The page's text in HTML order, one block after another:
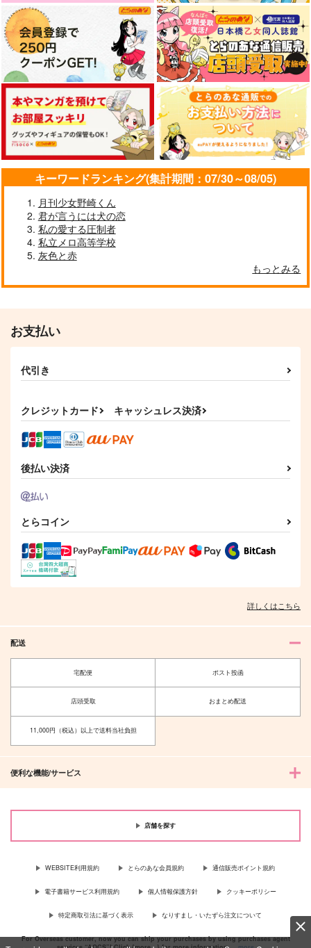
純情レムナンツ
はっぴ～マインド
2,515円（税込）
燭台切光忠×女審神者
サンプル
作品詳細
Ordinary days
キジトラ
787円（税込）
燭台切光忠
サンプル
作品詳細
世界の終わり
３ permissive versio
n
惣菜パック
1,257円（税込）
燭台切光忠×へし切長谷部
サンプル
作品詳細
最後に愛をひとさじ
楽園図書館
燭台切光忠×歌仙兼定
作品詳細 作品詳細
キーワードランキング(集計期間：07/30～08/05)
月刊少女野崎くん
君が言うには犬の恋
私の愛する圧制者
私立メロ高等学校
灰色と赤
もっとみる
お支払い
代引き
クレジットカード キャッシュレス決済
後払い決済
とらコイン
詳しくはこちら
配送
宅配便 ポスト投函
店頭受取 おまとめ配送
11,000円（税込）以上で送料当社負担
便利な機能/サービス
店舗を探す
WEBSITE利用規約 とらのあな会員規約 通信販売ポイント規約
電子書籍サービス利用規約 個人情報保護方針 クッキーポリシー
特定商取引法に基づく表示 なりすまし・いたずら注文について
For Overseas customer, now you can ship your purchases by using purchases agent